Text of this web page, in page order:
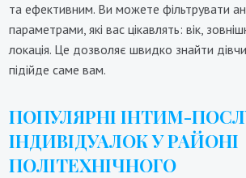
та ефективним. Ви можете фільтрувати
параметрами, які вас цікавлять: вік,
локація. Це дозволяє швидко знайти
підійде саме вам.
ПОПУЛЯРНІ ІНТИМ-
ІНДИВІДУАЛОК У РАЙОНІ
ПОЛІТЕХНІЧНОГО